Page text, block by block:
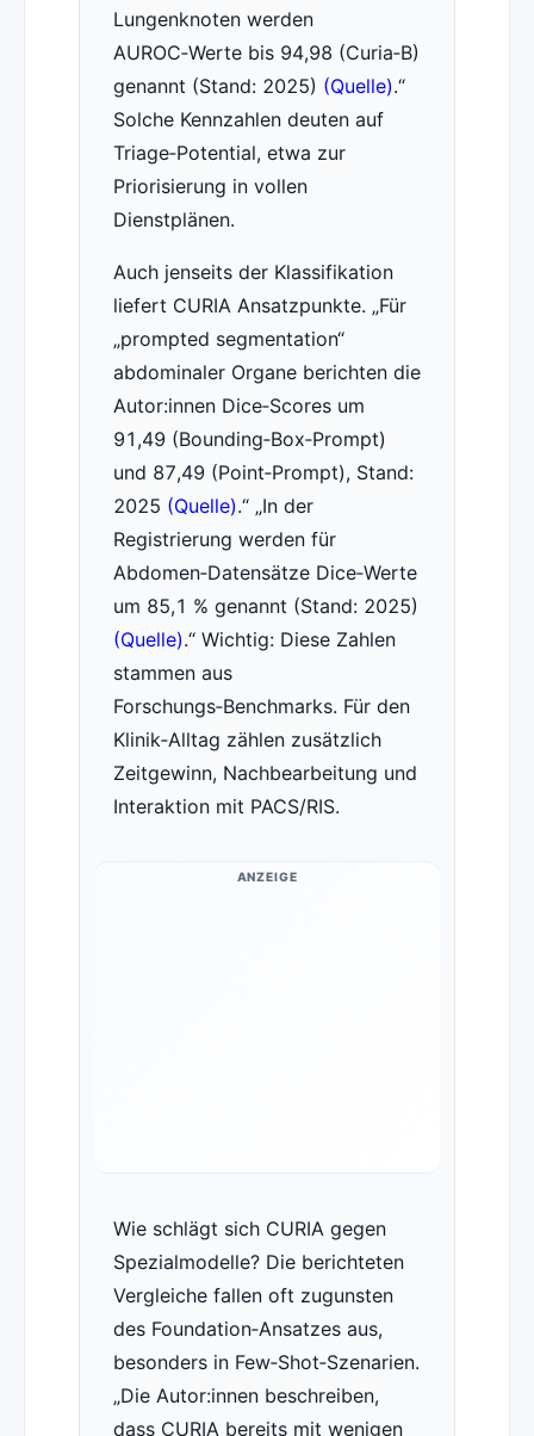
Lungenknoten werden
AUROC‑Werte bis 94,98 (Curia‑B)
genannt (Stand: 2025) (Quelle).
Solche Kennzahlen deuten auf
Triage‑Potential, etwa zur
Priorisierung in vollen
Dienstplänen.
Auch jenseits der Klassifikation
liefert CURIA Ansatzpunkte. Für
„prompted segmentation“
abdominaler Organe berichten die
Autor:innen Dice‑Scores um
91,49 (Bounding‑Box‑Prompt)
und 87,49 (Point‑Prompt), Stand:
2025 (Quelle).
In der
Registrierung werden für
Abdomen‑Datensätze Dice‑Werte
um 85,1 % genannt (Stand: 2025)
(Quelle). Wichtig: Diese Zahlen
stammen aus
Forschungs‑Benchmarks. Für den
Klinik‑Alltag zählen zusätzlich
Zeitgewinn, Nachbearbeitung und
Interaktion mit PACS/RIS.
ANZEIGE
Wie schlägt sich CURIA gegen
Spezialmodelle? Die berichteten
Vergleiche fallen oft zugunsten
des Foundation‑Ansatzes aus,
besonders in Few‑Shot‑Szenarien.
Die Autor:innen beschreiben,
dass CURIA bereits mit wenigen